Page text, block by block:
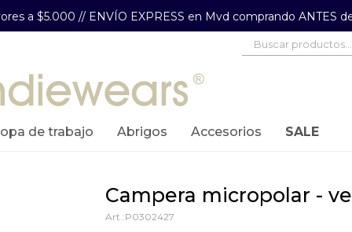
a $5.000 // ENVÍO EXPRESS en Mvd comprando ANTES
ropa de trabajo abrigos accesorios SALE
campera micropolar -
P0302427